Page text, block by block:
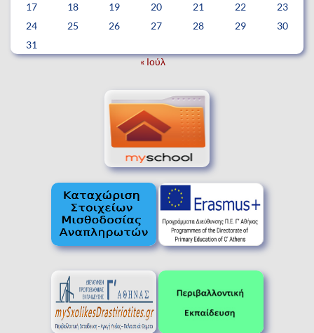
17
18 19 20 21 22
23
24
25 26 27 28 29
30
31
« Ιούλ